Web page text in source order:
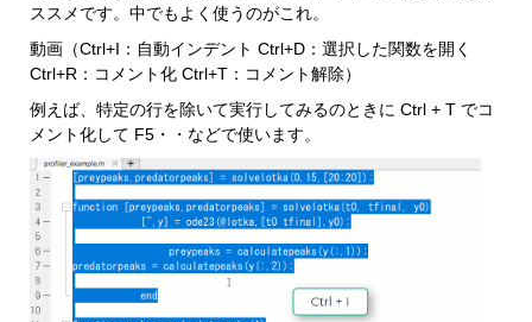
ススメです。中でもよく使うのがこれ。
動画（Ctrl+I：自動インデント Ctrl+D：選択した関数を開く
Ctrl+R：コメント化 Ctrl+T：コメント解除）
例えば、特定の行を除いて実行してみるのときに Ctrl + T でコ
メント化して F5・・などで使います。